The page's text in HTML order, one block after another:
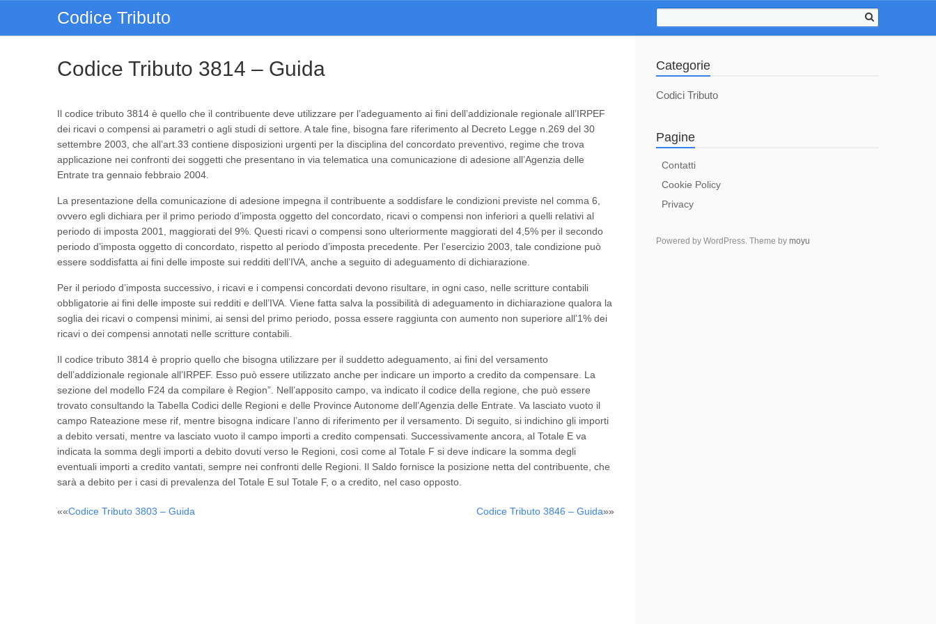
Codice Tributo
Codice Tributo 3814 – Guida
Il codice tributo 3814 è quello che il contribuente deve utilizzare per l’adeguamento ai fini dell’addizionale regionale all’IRPEF
dei ricavi o compensi ai parametri o agli studi di settore. A tale fine, bisogna fare riferimento al Decreto Legge n.269 del 30
settembre 2003, che all’art.33 contiene disposizioni urgenti per la disciplina del concordato preventivo, regime che trova
applicazione nei confronti dei soggetti che presentano in via telematica una comunicazione di adesione all’Agenzia delle
Entrate tra gennaio febbraio 2004.
La presentazione della comunicazione di adesione impegna il contribuente a soddisfare le condizioni previste nel comma 6,
ovvero egli dichiara per il primo periodo d’imposta oggetto del concordato, ricavi o compensi non inferiori a quelli relativi al
periodo di imposta 2001, maggiorati del 9%. Questi ricavi o compensi sono ulteriormente maggiorati del 4,5% per il secondo
periodo d’imposta oggetto di concordato, rispetto al periodo d’imposta precedente. Per l’esercizio 2003, tale condizione può
essere soddisfatta ai fini delle imposte sui redditi dell’IVA, anche a seguito di adeguamento di dichiarazione.
Per il periodo d’imposta successivo, i ricavi e i compensi concordati devono risultare, in ogni caso, nelle scritture contabili
obbligatorie ai fini delle imposte sui redditi e dell’IVA. Viene fatta salva la possibilità di adeguamento in dichiarazione qualora la
soglia dei ricavi o compensi minimi, ai sensi del primo periodo, possa essere raggiunta con aumento non superiore all’1% dei
ricavi o dei compensi annotati nelle scritture contabili.
Il codice tributo 3814 è proprio quello che bisogna utilizzare per il suddetto adeguamento, ai fini del versamento
dell’addizionale regionale all’IRPEF. Esso può essere utilizzato anche per indicare un importo a credito da compensare. La
sezione del modello F24 da compilare è Region”. Nell’apposito campo, va indicato il codice della regione, che può essere
trovato consultando la Tabella Codici delle Regioni e delle Province Autonome dell’Agenzia delle Entrate. Va lasciato vuoto il
campo Rateazione mese rif, mentre bisogna indicare l’anno di riferimento per il versamento. Di seguito, si indichino gli importi
a debito versati, mentre va lasciato vuoto il campo importi a credito compensati. Successivamente ancora, al Totale E va
indicata la somma degli importi a debito dovuti verso le Regioni, così come al Totale F si deve indicare la somma degli
eventuali importi a credito vantati, sempre nei confronti delle Regioni. Il Saldo fornisce la posizione netta del contribuente, che
sarà a debito per i casi di prevalenza del Totale E sul Totale F, o a credito, nel caso opposto.
Post
««Codice Tributo 3803 – Guida Codice Tributo 3846 – Guida»»
Categorie
Codici Tributo
Pagine
Contatti
Cookie Policy
Privacy
Powered by WordPress. Theme by moyu